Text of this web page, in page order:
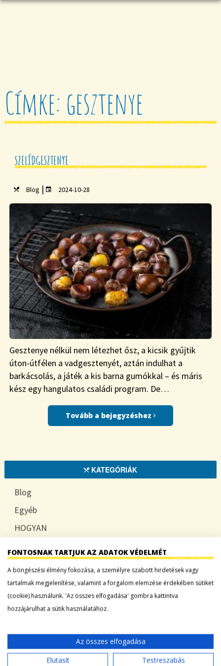
Címke: gesztenye
SZELÍDGESZTENYE
Blog | 2024-10-28
Gesztenye nélkül nem létezhet ősz, a kicsik gyűjtik
úton-útfélen a vadgesztenyét, aztán indulhat a
barkácsolás, a játék a kis barna gumókkal – és máris
kész egy hangulatos családi program. De…
Tovább a bejegyzéshez
KATEGÓRIÁK
Blog
Egyéb
HOGYAN
LEGFRISSEBB BEJEGYZÉSEK
Sárgadinnye: a nyár édes íze, ami több mint
Tökszezon: sokoldalú alapanyagok a nyártól
egészen télig
FONTOSNAK TARTJUK AZ ADATOK VÉDELMÉT
A böngészési élmény fokozása, a személyre szabott hirdetések vagy
tartalmak megjelenítése, valamint a forgalom elemzése érdekében sütiket
(cookie) használunk. 'Az összes elfogadása' gombra kattintva
hozzájárulhat a sütik használatához.
Az összes elfogadása
Elutasít
Testreszabás